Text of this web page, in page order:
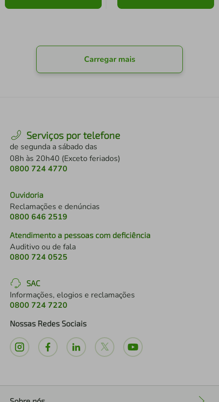
Carregar mais
Serviços por telefone
de segunda a sábado das
08h às 20h40 (Exceto feriados)
0800 724 4770
Ouvidoria
Reclamações e denúncias
0800 646 2519
Atendimento a pessoas com deficiência
Auditivo ou de fala
0800 724 0525
SAC
Informações, elogios e reclamações
0800 724 7220
Nossas Redes Sociais